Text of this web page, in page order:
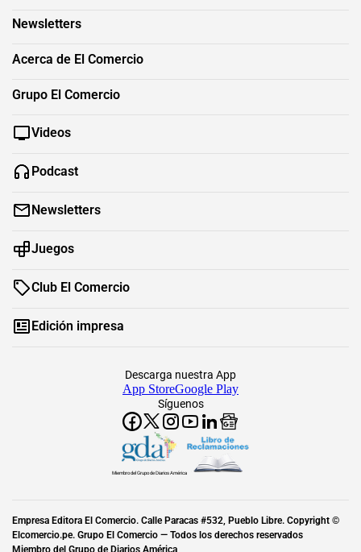
Newsletters
Acerca de El Comercio
Grupo El Comercio
Videos
Podcast
Newsletters
Juegos
Club El Comercio
Edición impresa
Síguenos
Descarga nuestra App
App StoreGoogle Play
Miembro del Grupo de Diarios América
Empresa Editora El Comercio. Calle Paracas #532, Pueblo Libre. Copyright ©
Elcomercio.pe. Grupo El Comercio — Todos los derechos reservados
Miembro del Grupo de Diarios América